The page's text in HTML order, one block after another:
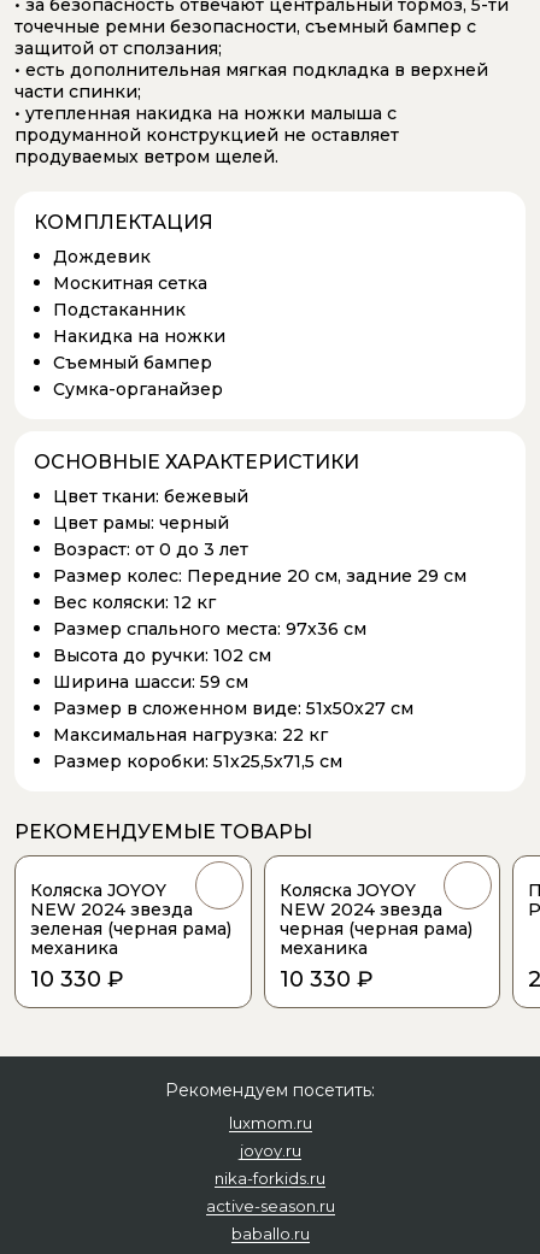
• за безопасность отвечают центральный тормоз, 5-ти
точечные ремни безопасности, съемный бампер с
защитой от сползания;
• есть дополнительная мягкая подкладка в верхней
части спинки;
• утепленная накидка на ножки малыша с
продуманной конструкцией не оставляет
продуваемых ветром щелей.
КОМПЛЕКТАЦИЯ
Дождевик
Москитная сетка
Подстаканник
Накидка на ножки
Съемный бампер
Сумка-органайзер
ОСНОВНЫЕ ХАРАКТЕРИСТИКИ
Цвет ткани: бежевый
Цвет рамы: черный
Возраст: от 0 до 3 лет
Размер колес: Передние 20 см, задние 29 см
Вес коляски: 12 кг
Размер спального места: 97х36 см
Высота до ручки: 102 см
Ширина шасси: 59 см
Размер в сложенном виде: 51х50х27 см
Максимальная нагрузка: 22 кг
Размер коробки: 51х25,5х71,5 см
РЕКОМЕНДУЕМЫЕ ТОВАРЫ
Коляска JOYOY
NEW 2024 звезда
зеленая (черная рама)
механика
10 330 ₽
Коляска JOYOY
NEW 2024 звезда
черная (черная рама)
механика
10 330 ₽
Рекомендуем посетить:
luxmom.ru
joyoy.ru
nika-forkids.ru
active-season.ru
baballo.ru